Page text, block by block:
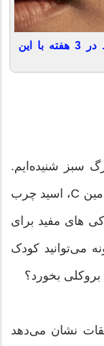
کاهش چشمگیر جای زخم و بخیه فقط در 3 هفته با این
سبز شنیده‌ایم.
آن‌ها سرشار از آهن، کلسیم، فیبر، ویتامین C، اسید چرب
های مفید برای
می‌توانید کودک
بروکلی بخورد؟
نشان می‌دهد